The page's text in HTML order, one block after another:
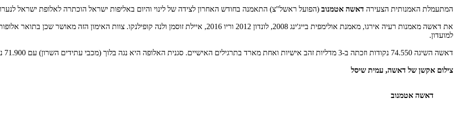
המתעמלת האמנותית הצעירה דאשה אטמנוב (הפועל ראשל"צ) התאמנה בחודש האחרון לצידה של לינוי והיום באליפות ישראל הוכתרה לאלופת ישראל לנערות
את דאשה מאמנות רעיה אירגו, מאמנת אולימפית בייג'ינג 2008, לונדון 2012 וריו 2016, איילת זוסמן ולנה
למועדון.
דאשה השיגה 74.550 נקודות וזכתה ב-3 מדליות זהב אישיות ואחת מארד בתרגילים האישיים. סגנית האלופה היא נגה בלוך (מכבי עתידים השרון) עם 71.900 נקודות ובמקום השלישי עדי כץ (מכבי ת"א) עם 70.850 נקודות.
צילום אקשן של דאשה, עמית שיסל
דאשה אטמנוב